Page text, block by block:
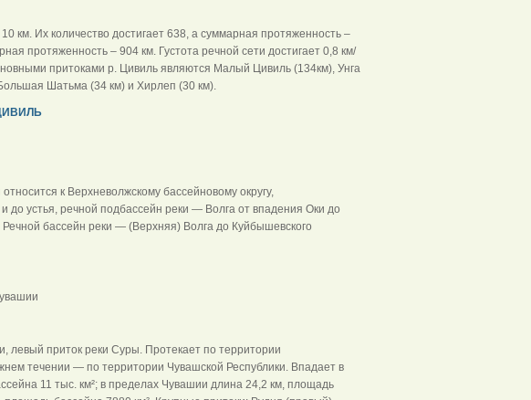
км. Их количество достигает 638, а суммарная протяженность –
протяженность – 904 км. Густота речной сети достигает 0,8 км/
притоками р. Цивиль являются Малый Цивиль (134км), Унга
Шатьма (34 км) и Хирлеп (30 км).
к Верхневолжскому бассейновому округу,
до устья, речной подбассейн реки — Волга от впадения Оки до
бассейн реки — (Верхняя) Волга до Куйбышевского
левый приток реки Суры. Протекает по территории
течении — по территории Чувашской Республики. Впадает в
11 тыс. км²; в пределах Чувашии длина 24,2 км, площадь